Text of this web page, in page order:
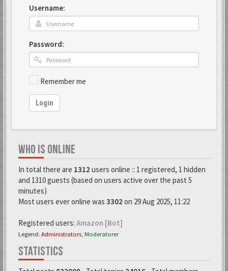
Username:
Password:
Remember me
Login
WHO IS ONLINE
In total there are 1312 users online :: 1 registered, 1 hidden
and 1310 guests (based on users active over the past 5
minutes)
Most users ever online was 3302 on 29 Aug 2025, 11:22
Registered users: Amazon [Bot]
Legend: Administrators Moderatorer
STATISTICS